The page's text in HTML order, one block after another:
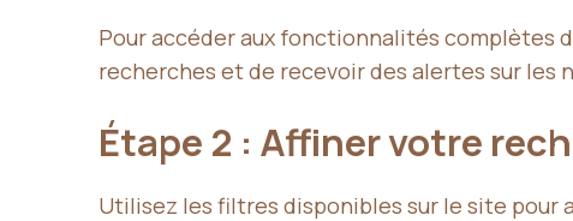
Pour accéder aux fonctionnalités complètes
recherches et de recevoir des alertes sur les
Étape 2 : Affiner votre
Utilisez les filtres disponibles sur le site pour